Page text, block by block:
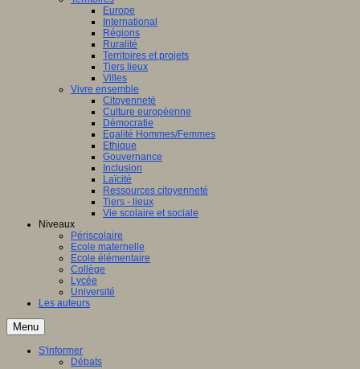
Europe
International
Régions
Ruralité
Territoires et projets
Tiers lieux
Villes
Vivre ensemble
Citoyenneté
Culture européenne
Démocratie
Egalité Hommes/Femmes
Ethique
Gouvernance
Inclusion
Laïcité
Ressources citoyenneté
Tiers - lieux
Vie scolaire et sociale
Niveaux
Périscolaire
Ecole maternelle
Ecole élémentaire
Collège
Lycée
Université
Les auteurs
Menu
S'informer
Débats